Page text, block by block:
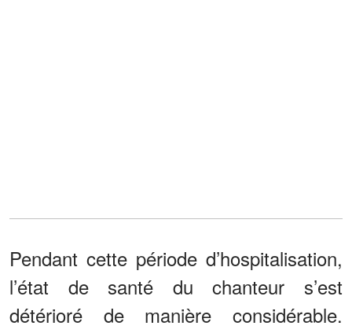
Pendant cette période d’hospitalisation,
l’état de santé du chanteur s’est
détérioré de manière considérable.